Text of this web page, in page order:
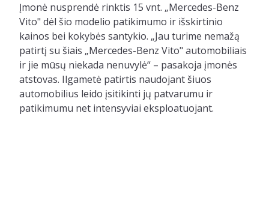
Įmonė nusprendė rinktis 15 vnt. „Mercedes-Benz
Vito" dėl šio modelio patikimumo ir išskirtinio
kainos bei kokybės santykio. „Jau turime nemažą
patirtį su šiais „Mercedes-Benz Vito" automobiliais
ir jie mūsų niekada nenuvylė“ – pasakoja įmonės
atstovas. Ilgametė patirtis naudojant šiuos
automobilius leido įsitikinti jų patvarumu ir
patikimumu net intensyviai eksploatuojant.